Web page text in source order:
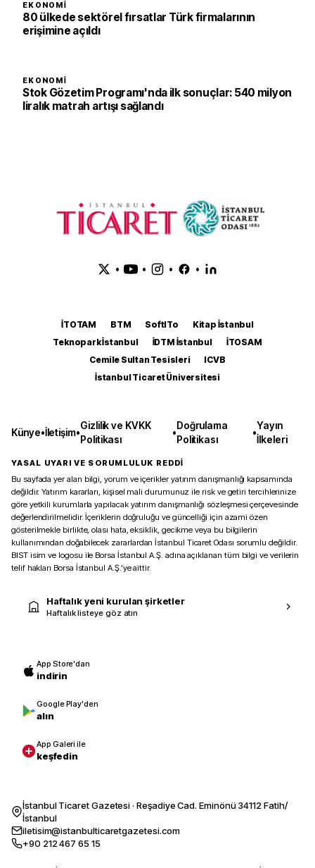
EKONOMI
80 ülkede sektörel fırsatlar Türk firmalarının
erişimine açıldı
EKONOMI
Stok Gözetim Programı'nda ilk sonuçlar: 540 milyon
liralık matrah artışı sağlandı
• • • •
İTOTAM BTM SoftITo
Kitap İstanbul
Teknopark İstanbul
İDTM İstanbul
İTOSAM
Cemile Sultan Tesisleri
ICVB
İstanbul Ticaret Üniversitesi
Künye•İletişim•
Gizlilik ve KVKK
Politikası
•
Doğrulama
Politikası
•
Yayın
İlkeleri
YASAL UYARI VE SORUMLULUK REDDİ
Bu sayfada yer alan bilgi, yorum ve içerikler yatırım danışmanlığı kapsamında
değildir. Yatırım kararları, kişisel mali durumunuz ile risk ve getiri tercihlerinize
göre yetkili kurumlarla yapılacak yatırım danışmanlığı sözleşmesi çerçevesinde
değerlendirilmelidir. İçeriklerin doğruluğu ve güncelliği için azami özen
gösterilmekle birlikte, olası hata, eksiklik, gecikme veya bu bilgilerin
kullanımından doğabilecek zararlardan İstanbul Ticaret Odası sorumlu değildir.
BIST isim ve logosu ile Borsa İstanbul A.Ş. adına açıklanan tüm bilgi ve verilerin
telif hakları Borsa İstanbul A.Ş.’ye aittir.
Haftalık yeni kurulan şirketler
Haftalık listeye göz atın
App Store'dan
indirin
Google Play'den
alın
App Galeri ile
keşfedin
İstanbul Ticaret Gazetesi · Reşadiye Cad. Eminönü 34112 Fatih/
İstanbul
iletisim@istanbulticaretgazetesi.com
+90 212 467 65 15